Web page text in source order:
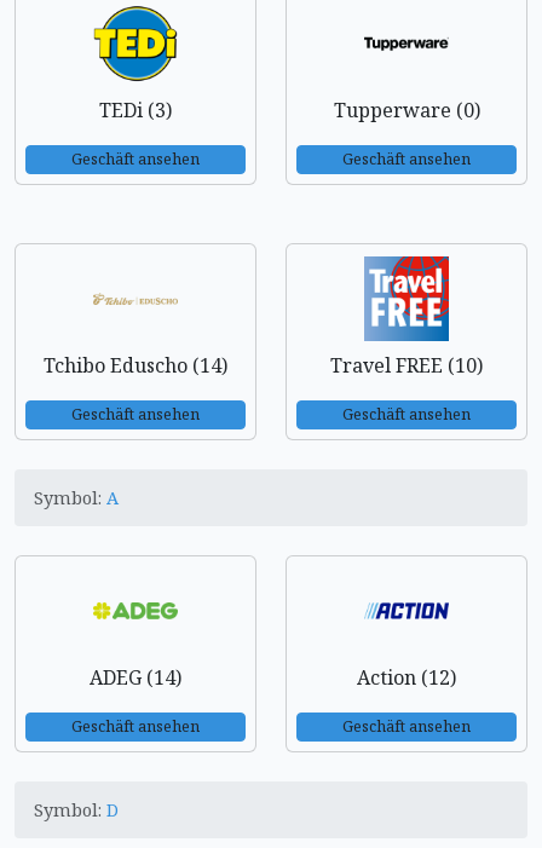
TEDi (3)
Geschäft ansehen
Tupperware (0)
Geschäft ansehen
Tchibo Eduscho (14)
Geschäft ansehen
Travel FREE (10)
Geschäft ansehen
Symbol: A
ADEG (14)
Geschäft ansehen
Action (12)
Geschäft ansehen
Symbol: D